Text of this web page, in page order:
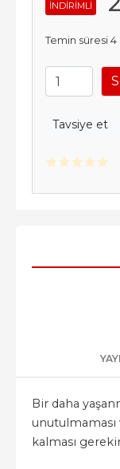
INDIRIMLI
Temin süresi
Tavsiye et
Bir daha
kalması